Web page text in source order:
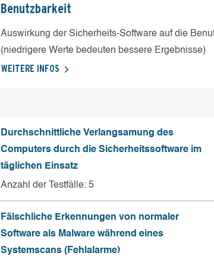
Benutz­barkeit
Auswirkung der Sicherheits-Software auf die
(niedrigere Werte bedeuten bessere Ergebnisse)
WEITERE INFOS
Durchschnittliche Verlangsamung des
Computers durch die Sicherheitssoftware im
täglichen Einsatz
Anzahl der Testfälle: 5
Fälschliche Erkennungen von normaler
Software als Malware während eines
Systemscans (Fehlalarme)